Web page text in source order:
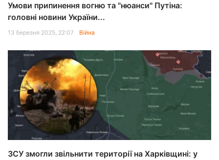
Умови припинення вогню та "нюанси" Путіна:
головні новини України...
13 березня 2025, 22:07 Війна
ЗСУ змогли звільнити території на Харківщині: у